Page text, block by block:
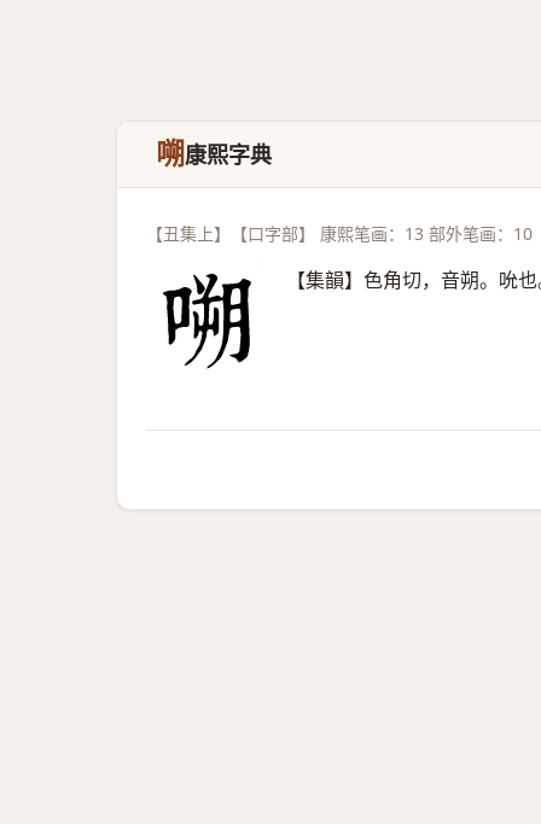
嗍康熙字典
【丑集上】【口字部】 康熙笔画：13 部外笔画：10
【集韻】色角切，音朔。吮